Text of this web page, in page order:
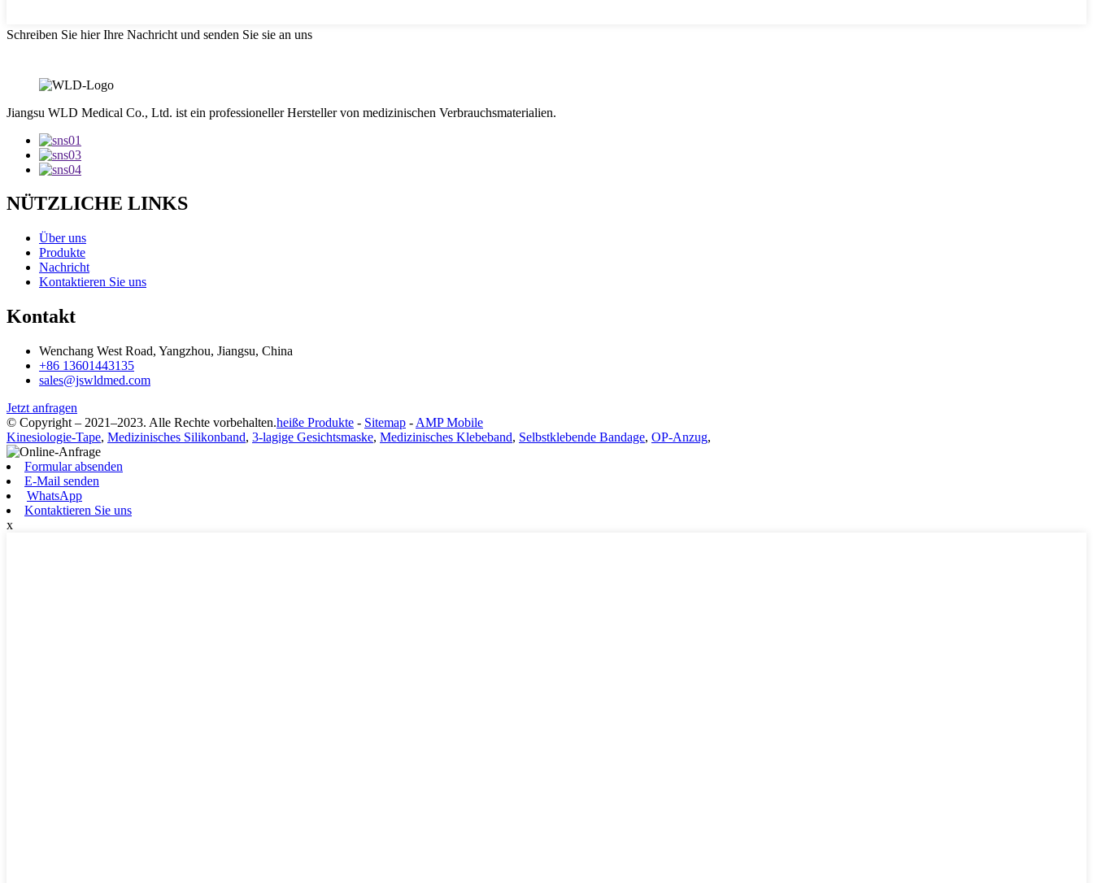
Schreiben Sie hier Ihre Nachricht und senden Sie sie an uns
Jiangsu WLD Medical Co., Ltd. ist ein professioneller Hersteller von medizinischen Verbrauchsmaterialien.
NÜTZLICHE LINKS
Über uns
Produkte
Nachricht
Kontaktieren Sie uns
Kontakt
Wenchang West Road, Yangzhou, Jiangsu, China
+86 13601443135
sales@jswldmed.com
Jetzt anfragen
© Copyright – 2021–2023. Alle Rechte vorbehalten.heiße Produkte - Sitemap - AMP Mobile
Kinesiologie-Tape, Medizinisches Silikonband, 3-lagige Gesichtsmaske, Medizinisches Klebeband, Selbstklebende Bandage, OP-Anzug,
Formular absenden
E-Mail senden
WhatsApp
Kontaktieren Sie uns
x